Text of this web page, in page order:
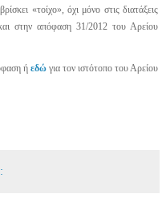
«τοίχο», όχι μόνο στις διατάξεις
και στην απόφαση 31/2012 του Αρείου
ή εδώγια τον ιστότοπο του Αρείου